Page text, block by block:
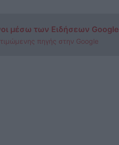
μέσω των Ειδήσεων Google
πηγής στην Google